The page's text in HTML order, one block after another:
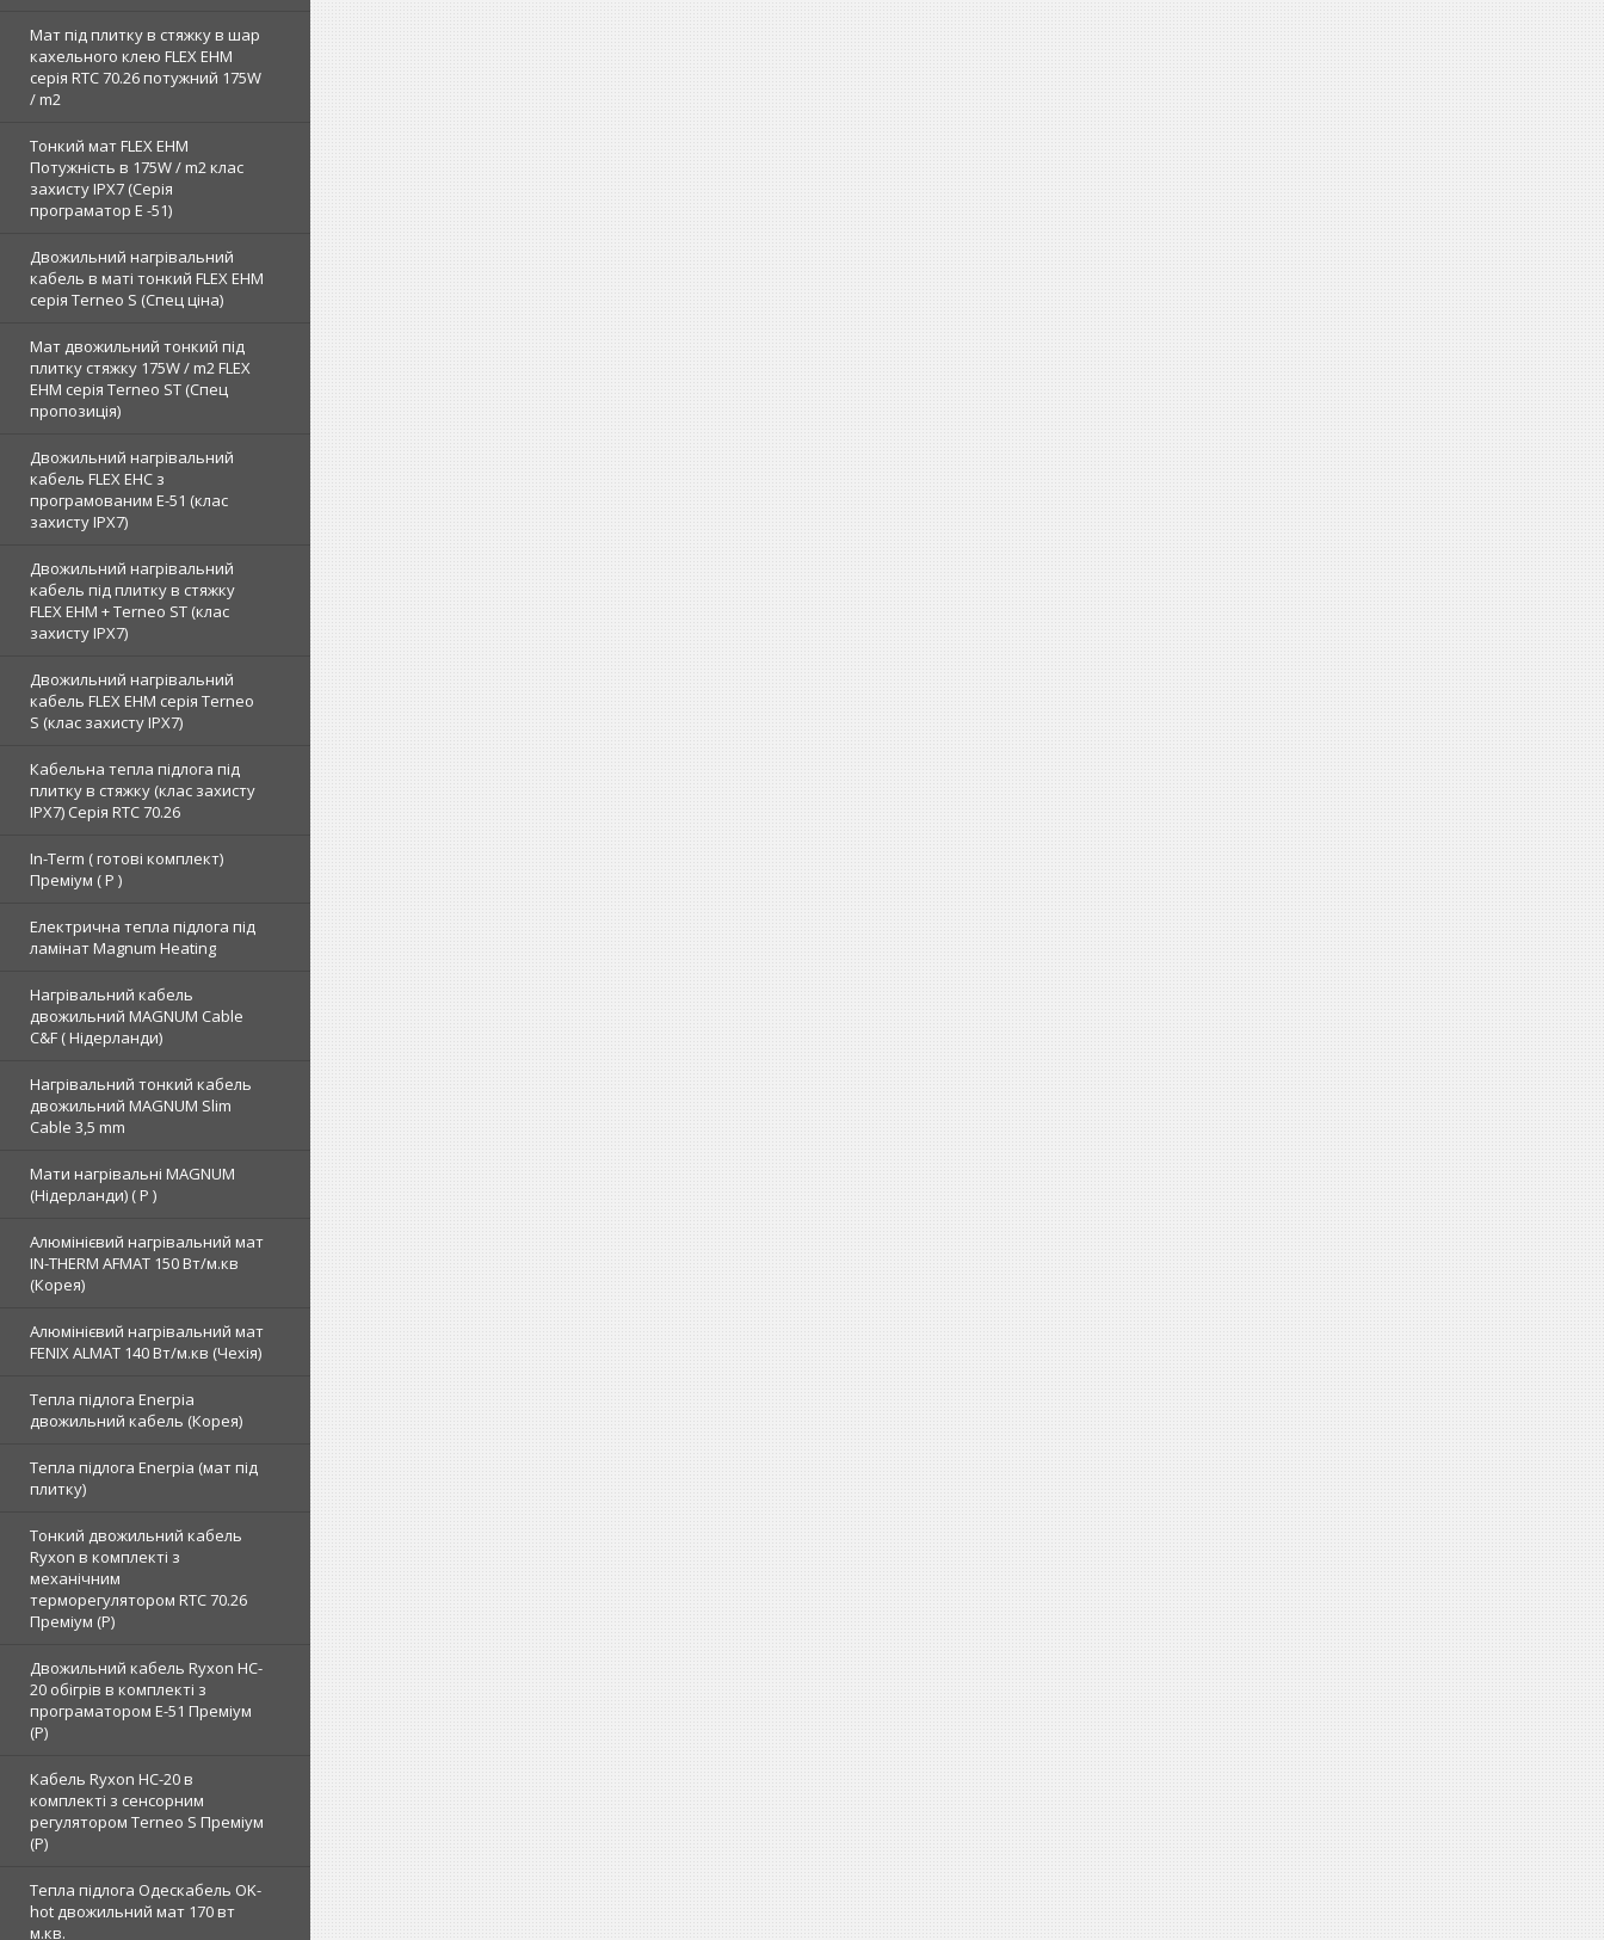
Мат під плитку в стяжку в шар
кахельного клею FLEX EHM
серія RTC 70.26 потужний 175W
/ m2
Тонкий мат FLEX EHM
Потужність в 175W / m2 клас
захисту IPX7 (Серія
програматор Е -51)
Двожильний нагрівальний
кабель в маті тонкий FLEX EHM
серія Terneo S (Спец ціна)
Мат двожильний тонкий під
плитку стяжку 175W / m2 FLEX
EHM серія Terneo SТ (Спец
пропозиція)
Двожильний нагрівальний
кабель FLEX EHС з
програмованим E-51 (клас
захисту IPX7)
Двожильний нагрівальний
кабель під плитку в стяжку
FLEX EHM + Terneo ST (клас
захисту IPX7)
Двожильний нагрівальний
кабель FLEX EHM серія Terneo
S (клас захисту IPX7)
Кабельна тепла підлога під
плитку в стяжку (клас захисту
IPX7) Серія RTC 70.26
In-Term ( готові комплект)
Преміум ( Р )
Електрична тепла підлога під
ламінат Magnum Heating
Нагрівальний кабель
двожильний MAGNUM Cable
C&F ( Нідерланди)
Нагрівальний тонкий кабель
двожильний MAGNUM Slim
Cable 3,5 mm
Мати нагрівальні MAGNUM
(Нідерланди) ( Р )
Алюмінієвий нагрівальний мат
IN-THERM AFMAT 150 Вт/м.кв
(Корея)
Алюмінієвий нагрівальний мат
FENIX ALMAT 140 Вт/м.кв (Чехія)
Тепла підлога Enerpia
двожильний кабель (Корея)
Тепла підлога Enerpia (мат під
плитку)
Тонкий двожильний кабель
Ryxon в комплекті з
механічним
терморегулятором RTC 70.26
Преміум (Р)
Двожильний кабель Ryxon HC-
20 обігрів в комплекті з
програматором E-51 Преміум
(Р)
Кабель Ryxon HC-20 в
комплекті з сенсорним
регулятором Terneo S Преміум
(Р)
Тепла підлога Одескабель OK-
hot двожильний мат 170 вт
м.кв.